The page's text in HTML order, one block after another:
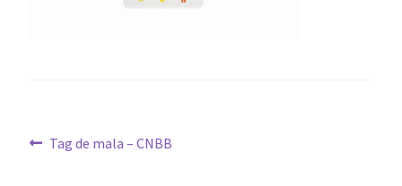
Navegação
Post
Tag de mala – CNBB